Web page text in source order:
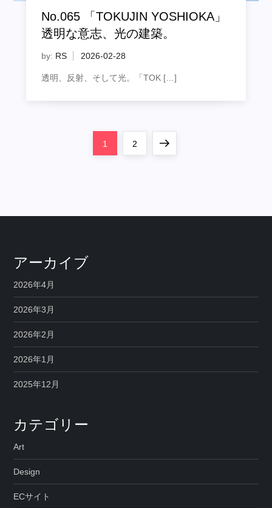
No.065 「TOKUJIN YOSHIOKA」
透明な意志、光の建築。
by: RS
透明、反射、そして光。「TOK […]
ー
ジ
送
り
Page
1 Page
2 Next
アーカイブ
2026年4月
2026年3月
2026年2月
2026年1月
2025年12月
カテゴリー
Art
Design
ECサイト